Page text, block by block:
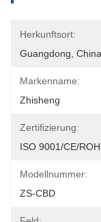
Herkunftsort:
Guangdong,
Markenname:
Zhisheng
Zertifizierung:
ISO 9001/CE/
Modellnummer:
ZS-CBD